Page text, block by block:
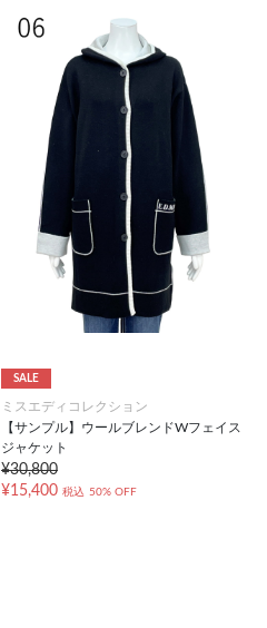
SALE
ミスエディコレクション
【サンプル】ウールブレンドWフェイス
ジャケット
¥30,800
¥15,400 税込 50% OFF